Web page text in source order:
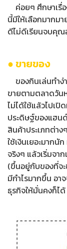
ค่อยๆ ศึกษาเรื่
นี้มีให้เลือกมากม
ดีไม่ดีเรียนจบคุณ
● ขายของ
ของกินเล่นทำง่
ขายตามตลาดวัน
ไม่ได้ใช้แล้วไปเ
ประดิษฐ์ของแฮน
สินค้าประเภทต่า
ใช้เงินเยอะมากนั
จริงๆ แล้วเริ่มจา
(ขึ้นอยู่กับของที่จ
มีกำไรมากขึ้น อา
ธุรกิจให้มั่นคงก็ได้